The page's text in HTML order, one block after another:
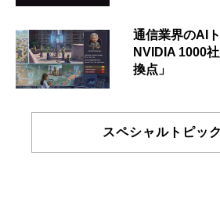
通信業界のAI
NVIDIA 1000
換点」
スペシャルトピッ